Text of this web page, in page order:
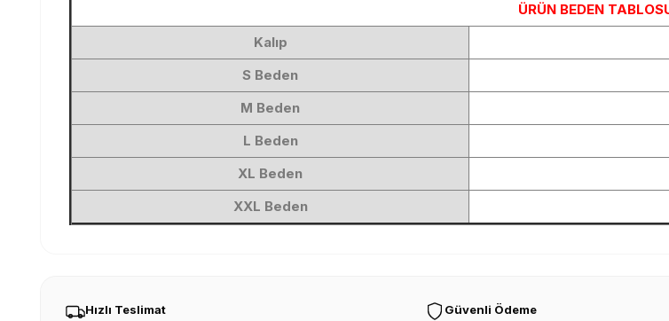
ÜRÜN BEDEN
Kalıp
S Beden
M Beden
L Beden
XL Beden
XXL Beden
Hızlı Teslimat Güvenli Ödeme